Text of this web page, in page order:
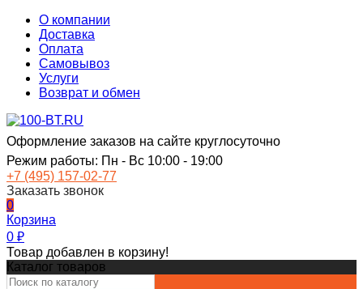
О компании
Доставка
Оплата
Самовывоз
Услуги
Возврат и обмен
Оформление заказов на сайте круглосуточно
Режим работы: Пн - Вс 10:00 - 19:00
+7 (495) 157-02-77
Заказать звонок
0
Корзина
0 ₽
Товар добавлен в корзину!
Каталог товаров